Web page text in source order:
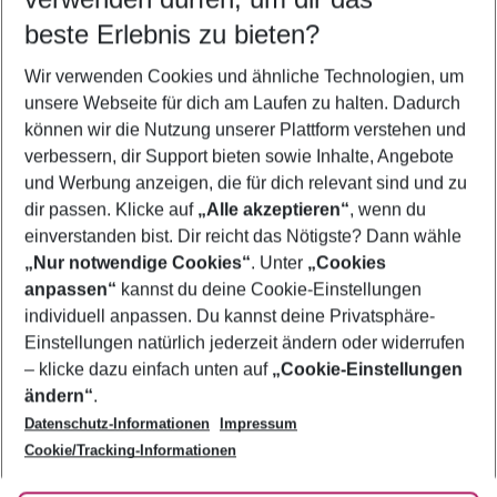
5-8 Nächte
2 Erwachsene Keine Kinder
Mehr Filter anzeigen
Footer
Footer navigation
Über uns
AGB
Bestpreisgarantie
Cookie-Einstellungen ändern
Cookie-Richtlinie
Agenturbetreuung
Barrierefreies Reisen
Folge uns
beste Erlebnis zu bieten?
Wir verwenden Cookies und ähnliche Technologien, um
unsere Webseite für dich am Laufen zu halten. Dadurch
können wir die Nutzung unserer Plattform verstehen und
verbessern, dir Support bieten sowie Inhalte, Angebote
und Werbung anzeigen, die für dich relevant sind und zu
dir passen. Klicke auf „Alle akzeptieren“, wenn du
einverstanden bist. Dir reicht das Nötigste? Dann wähle
„Nur notwendige Cookies“. Unter „Cookies
anpassen“ kannst du deine Cookie-Einstellungen
individuell anpassen. Du kannst deine Privatsphäre-
Einstellungen natürlich jederzeit ändern oder widerrufen
– klicke dazu einfach unten auf „Cookie-Einstellungen
ändern“.
Datenschutz-Informationen
Impressum
Cookie/Tracking-Informationen